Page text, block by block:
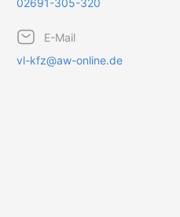
02691-305-320
E-Mail
vl-kfz@aw-online.de